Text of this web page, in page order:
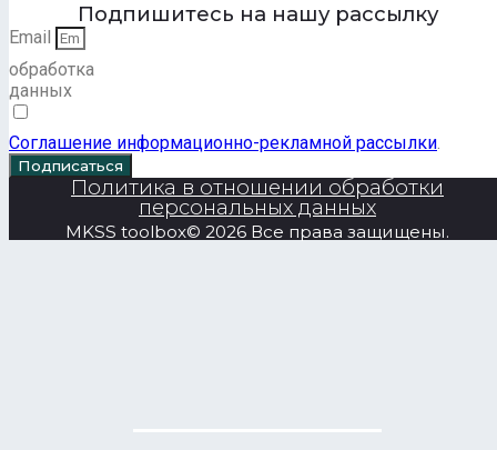
Подпишитесь на нашу рассылку
Email
обработка
данных
Соглашение информационно-рекламной рассылки.
Подписаться
Политика в отношении обработки
персональных данных
MKSS toolbox© 2026 Все права защищены.